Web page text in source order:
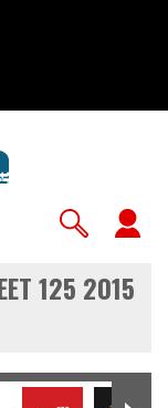
125 2015